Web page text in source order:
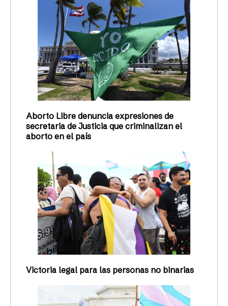
Aborto Libre denuncia expresiones de
secretaria de Justicia que criminalizan el
aborto en el país
Victoria legal para las personas no binarias